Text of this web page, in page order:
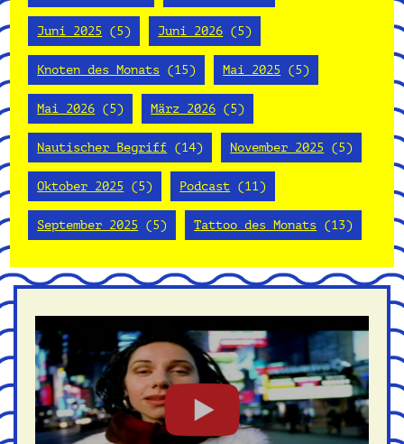
Juni 2025 (5) Juni 2026 (5)
Knoten des Monats (15) Mai 2025 (5)
Mai 2026 (5) März 2026 (5)
Nautischer Begriff (14) November 2025 (5)
Oktober 2025 (5) Podcast (11)
September 2025 (5) Tattoo des Monats (13)